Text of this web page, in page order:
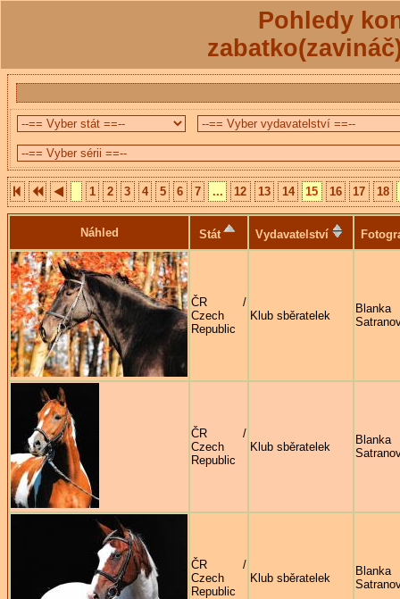
Pohledy
1 2 3 4 5 6 7 ... 12 13 14 15 16 17 18
Náhled Stát Vydavatelství
ČR /
Czech
Republic
Klub sběratelek
Blanka
ČR /
Czech
Republic
Klub sběratelek
Blanka
ČR /
Czech
Republic
Klub sběratelek
Blanka